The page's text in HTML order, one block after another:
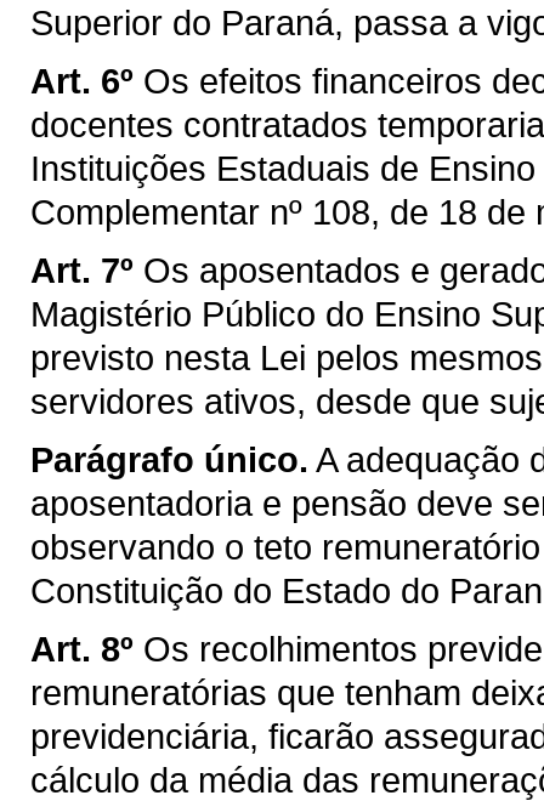
Superior do Paraná, passa a
Art. 6º Os efeitos financeiros
docentes contratados
Instituições Estaduais de
Complementar nº 108, de 18 de
Art. 7º Os aposentados e
Magistério Público do Ensino
previsto nesta Lei pelos
servidores ativos, desde que
Parágrafo único. A adequação
aposentadoria e pensão deve
observando o teto
Constituição do Estado do
Art. 8º Os recolhimentos
remuneratórias que tenham
previdenciária, ficarão
cálculo da média das